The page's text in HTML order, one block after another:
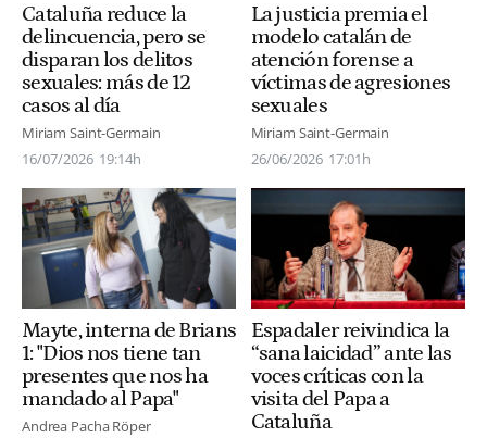
Cataluña reduce la
delincuencia, pero se
disparan los delitos
sexuales: más de 12
casos al día
Miriam Saint-Germain
16/07/2026 19:14h
La justicia premia el
modelo catalán de
atención forense a
víctimas de agresiones
sexuales
Miriam Saint-Germain
26/06/2026 17:01h
Mayte, interna de Brians
1: "Dios nos tiene tan
presentes que nos ha
mandado al Papa"
Andrea Pacha Röper
Espadaler reivindica la
“sana laicidad” ante las
voces críticas con la
visita del Papa a
Cataluña